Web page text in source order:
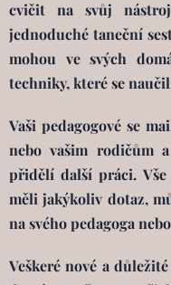
cvičit na svůj
jednoduché taneční
mohou ve svých
techniky, které se
Vaši pedagogové se
nebo vašim rodičům
přidělí další práci.
měli jakýkoliv dotaz,
na svého pedagoga
Veškeré nové a